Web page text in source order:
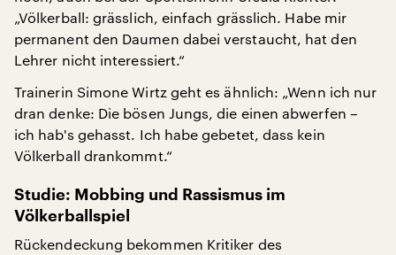
„Völkerball: grässlich, einfach grässlich. Habe mir
permanent den Daumen dabei verstaucht, hat den
Lehrer nicht interessiert.“
Trainerin Simone Wirtz geht es ähnlich: „Wenn ich nur
dran denke: Die bösen Jungs, die einen abwerfen –
ich hab's gehasst. Ich habe gebetet, dass kein
Völkerball drankommt.“
Studie: Mobbing und Rassismus im
Völkerballspiel
Rückendeckung bekommen Kritiker des